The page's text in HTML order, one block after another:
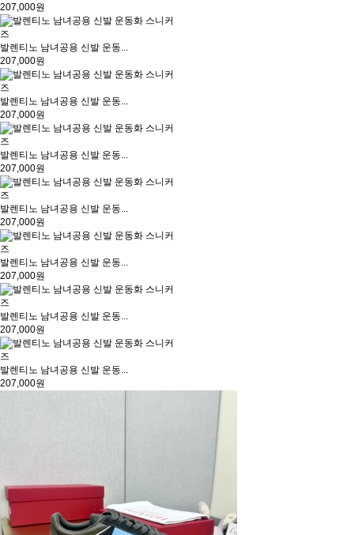
207,000원
발렌티노 남녀공용 신발 운동...
207,000원
발렌티노 남녀공용 신발 운동...
207,000원
발렌티노 남녀공용 신발 운동...
207,000원
발렌티노 남녀공용 신발 운동...
207,000원
발렌티노 남녀공용 신발 운동...
207,000원
발렌티노 남녀공용 신발 운동...
207,000원
발렌티노 남녀공용 신발 운동...
207,000원